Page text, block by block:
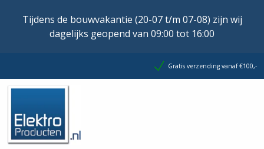
Tijdens de bouwvakantie (20-07 t/m 07-08) zijn wij
dagelijks geopend van 09:00 tot 16:00
Gratis verzending vanaf €100,-